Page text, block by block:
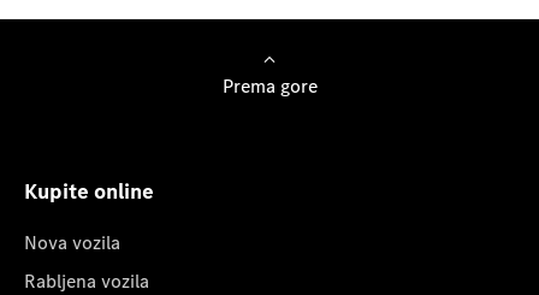
Prema gore
Kupite online
Nova vozila
Rabljena vozila